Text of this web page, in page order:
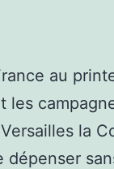
au
les
la